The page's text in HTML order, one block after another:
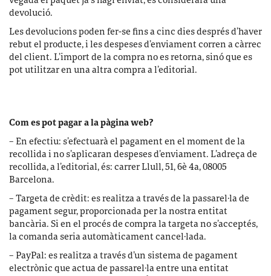
devolució.
Les devolucions poden fer-se fins a cinc dies després d’haver
rebut el producte, i les despeses d’enviament corren a càrrec
del client. L’import de la compra no es retorna, sinó que es
pot utilitzar en una altra compra a l’editorial.
Com es pot pagar a la pàgina web?
– En efectiu: s’efectuarà el pagament en el moment de la
recollida i no s’aplicaran despeses d’enviament. L’adreça de
recollida, a l’editorial, és: carrer Llull, 51, 6è 4a, 08005
Barcelona.
– Targeta de crèdit: es realitza a través de la passarel·la de
pagament segur, proporcionada per la nostra entitat
bancària. Si en el procés de compra la targeta no s’acceptés,
la comanda seria automàticament cancel·lada.
– PayPal: es realitza a través d’un sistema de pagament
electrònic que actua de passarel·la entre una entitat